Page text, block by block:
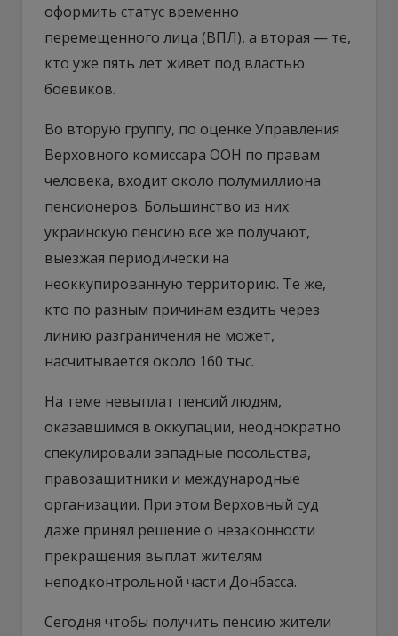
оформить статус временно
перемещенного лица (ВПЛ), а вторая — те,
кто уже пять лет живет под властью
боевиков.
Во вторую группу, по оценке Управления
Верховного комиссара ООН по правам
человека, входит около полумиллиона
пенсионеров. Большинство из них
украинскую пенсию все же получают,
выезжая периодически на
неоккупированную территорию. Те же,
кто по разным причинам ездить через
линию разграничения не может,
насчитывается около 160 тыс.
На теме невыплат пенсий людям,
оказавшимся в оккупации, неоднократно
спекулировали западные посольства,
правозащитники и международные
организации. При этом Верховный суд
даже принял решение о незаконности
прекращения выплат жителям
неподконтрольной части Донбасса.
Сегодня чтобы получить пенсию жители